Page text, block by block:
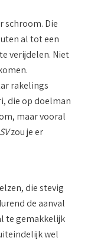
schroom. Die
al tot een
verijdelen. Niet
rakelings
die op doelman
maar vooral
zou je er
die stevig
de aanval
te gemakkelijk
wel